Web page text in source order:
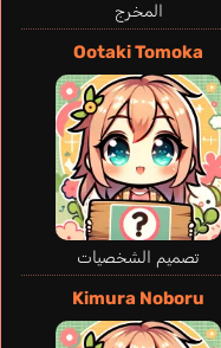
المخرج
Ootaki Tomoka
تصميم الشخصيات
Kimura Noboru